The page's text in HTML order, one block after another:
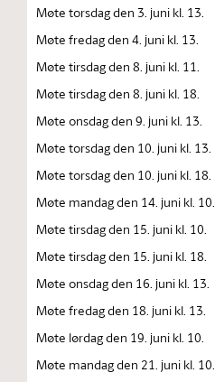
Møte torsdag den 3. juni kl. 13.
Møte fredag den 4. juni kl. 13.
Møte tirsdag den 8. juni kl. 11.
Møte tirsdag den 8. juni kl. 18.
Møte onsdag den 9. juni kl. 13.
Møte torsdag den 10. juni kl. 13.
Møte torsdag den 10. juni kl. 18.
Møte mandag den 14. juni kl. 10.
Møte tirsdag den 15. juni kl. 10.
Møte tirsdag den 15. juni kl. 18.
Møte onsdag den 16. juni kl. 13.
Møte fredag den 18. juni kl. 13.
Møte lørdag den 19. juni kl. 10.
Møte mandag den 21. juni kl. 10.